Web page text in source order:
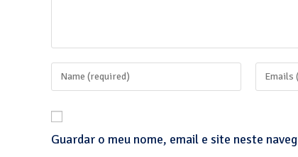
Guardar o meu nome, email e site neste